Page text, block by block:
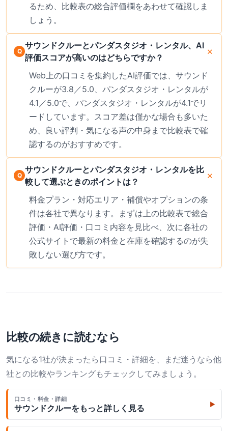
るため、比較表の総合評価欄をあわせて確認しま
しょう。
サウンドクルーとパンダスタジオ・レンタル、AI
評価スコアが高いのはどちらですか？
Web上の口コミを集約したAI評価では、サウンド
クルーが3.8／5.0、パンダスタジオ・レンタルが
4.1／5.0で、パンダスタジオ・レンタルが4.1でリ
ードしています。スコア差は僅かな場合も多いた
め、良い評判・気になる声の中身まで比較表で確
認するのがおすすめです。
サウンドクルーとパンダスタジオ・レンタルを比
較して選ぶときのポイントは？
料金プラン・対応エリア・補償やオプションの条
件は各社で異なります。まずは上の比較表で総合
評価・AI評価・口コミ内容を見比べ、次に各社の
公式サイトで最新の料金と在庫を確認するのが失
敗しない選び方です。
比較の続きに読むなら
気になる1社が決まったら口コミ・詳細を、まだ迷うなら他
社との比較やランキングもチェックしてみましょう。
口コミ・料金・詳細
サウンドクルーをもっと詳しく見る ▶